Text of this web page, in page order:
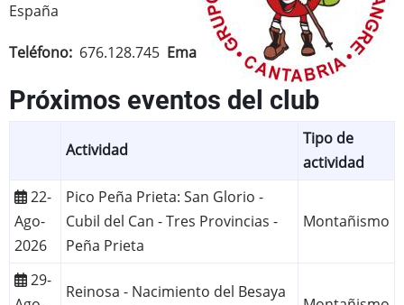
España
Teléfono 676.128.745 Email hermandad@hdsc.org
Próximos eventos del club
Actividad
Tipo de
actividad
22-
Ago-
2026
Pico Peña Prieta: San Glorio -
Cubil del Can - Tres Provincias -
Peña Prieta
Montañismo
29-
Reinosa - Nacimiento del Besaya